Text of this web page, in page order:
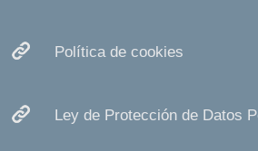
Política de cookies
Ley de Protección de Datos